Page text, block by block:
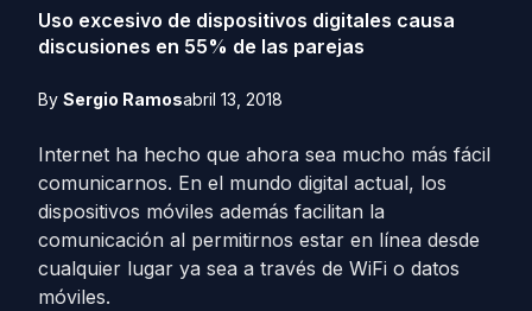
Uso excesivo de dispositivos digitales causa
discusiones en 55% de las parejas
By Sergio Ramosabril 13, 2018
Internet ha hecho que ahora sea mucho más fácil
comunicarnos. En el mundo digital actual, los
dispositivos móviles además facilitan la
comunicación al permitirnos estar en línea desde
cualquier lugar ya sea a través de WiFi o datos
móviles.